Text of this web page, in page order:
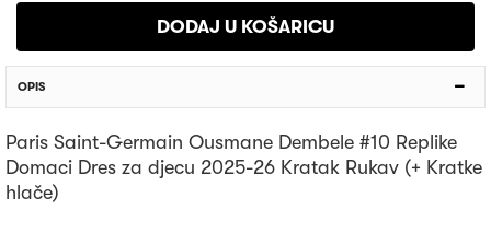
OPIS
Paris Saint-Germain Ousmane Dembele #10 Replike
Domaci Dres za djecu 2025-26 Kratak Rukav (+ Kratke
hlače)